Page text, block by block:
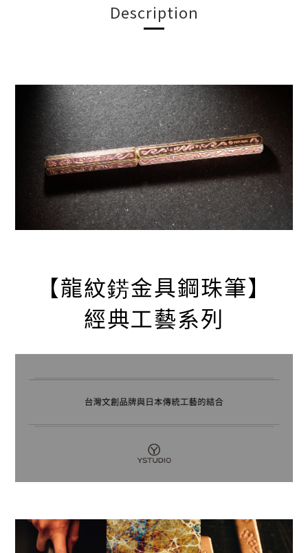
Description
【龍紋錺金具鋼珠筆】
經典工藝系列